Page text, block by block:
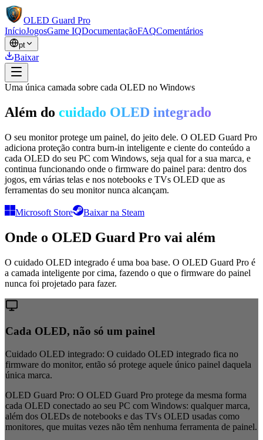
OLED Guard Pro
InícioJogosGame IQDocumentaçãoFAQComentários
pt
Baixar
Uma única camada sobre cada OLED no Windows
Além do cuidado OLED integrado
O seu monitor protege um painel, do jeito dele. O OLED Guard Pro
adiciona proteção contra burn-in inteligente e ciente do conteúdo a
cada OLED do seu PC com Windows, seja qual for a sua marca, e
continua funcionando onde o firmware do painel para: dentro dos
jogos, em várias telas e nos notebooks e TVs OLED que as
ferramentas do seu monitor nunca alcançam.
Microsoft Store Baixar na Steam
Onde o OLED Guard Pro vai além
O cuidado OLED integrado é uma boa base. O OLED Guard Pro é
a camada inteligente por cima, fazendo o que o firmware do painel
nunca foi projetado para fazer.
Cada OLED, não só um painel
Cuidado OLED integrado: O cuidado OLED integrado fica no
firmware do monitor, então só protege aquele único painel daquela
única marca.
OLED Guard Pro: O OLED Guard Pro protege da mesma forma
cada OLED conectado ao seu PC com Windows: qualquer marca,
além dos OLEDs de notebooks e das TVs OLED usadas como
monitores, que muitas vezes não têm nenhuma ferramenta de painel.